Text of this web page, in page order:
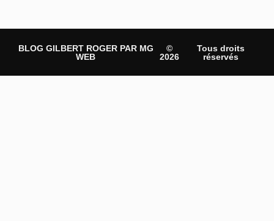
BLOG GILBERT ROGER PAR MG
WEB
©
2026
Tous droits
réservés